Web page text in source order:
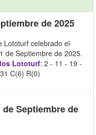
de 2025
Lototurf celebrado el
de Septiembre de 2025.
Lototurf: 2 - 11 - 19 -
C(6) R(0)
Septiembre de